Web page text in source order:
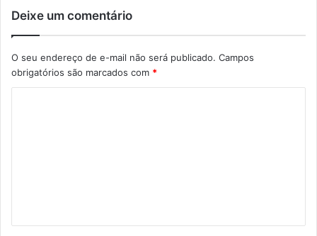
Deixe um comentário
O seu endereço de e-mail não será publicado. Campos
obrigatórios são marcados com *
á